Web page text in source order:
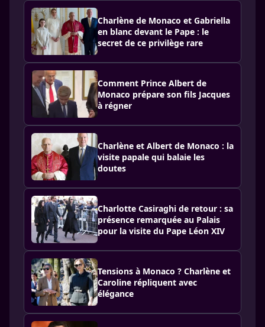
Charlène de Monaco et Gabriella
en blanc devant le Pape : le
secret de ce privilège rare
Comment Prince Albert de
Monaco prépare son fils Jacques
à régner
Charlène et Albert de Monaco : la
visite papale qui balaie les
doutes
Charlotte Casiraghi de retour : sa
présence remarquée au Palais
pour la visite du Pape Léon XIV
Tensions à Monaco ? Charlène et
Caroline répliquent avec
élégance